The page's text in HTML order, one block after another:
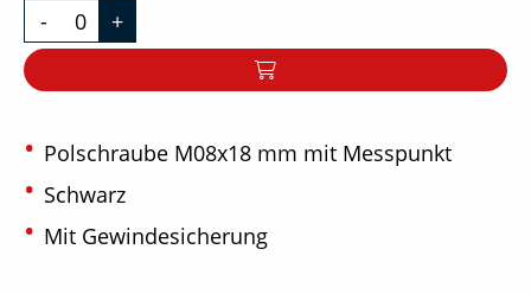
- +
Polschraube M08x18 mm mit Messpunkt
Schwarz
Mit Gewindesicherung